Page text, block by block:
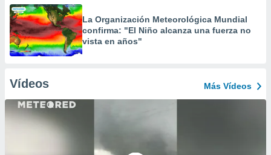
La Organización Meteorológica Mundial
confirma: "El Niño alcanza una fuerza no
vista en años"
Vídeos Más Vídeos